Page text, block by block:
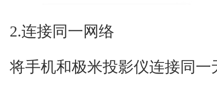
2.连接同一网络
将手机和极米投影仪连接同一